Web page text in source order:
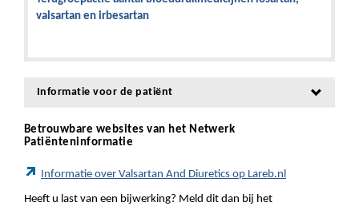
valsartan en irbesartan
Informatie voor de patiënt
Betrouwbare websites van het Netwerk
Patiënteninformatie
Informatie over Valsartan And Diuretics op Lareb.nl
Heeft u last van een bijwerking? Meld dit dan bij het